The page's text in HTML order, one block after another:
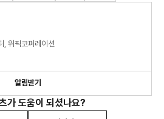
, 위픽코퍼레이션
알림받기
가 도움이 되셨나요?